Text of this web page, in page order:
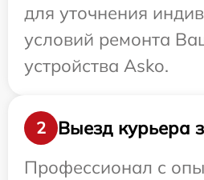
для уточнения
условий ремонта
устройства Asko.
2
Выезд курьера
Профессионал с